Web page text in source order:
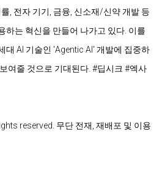
, 전자 기기, 금융, 신소재/신약 개발 등
하는 혁신을 만들어 나가고 있다. 이를
대 AI 기술인 'Agentic AI' 개발에 집중하
여줄 것으로 기대된다. #딥시크 #엑사
reserved. 무단 전재, 재배포 및 이용